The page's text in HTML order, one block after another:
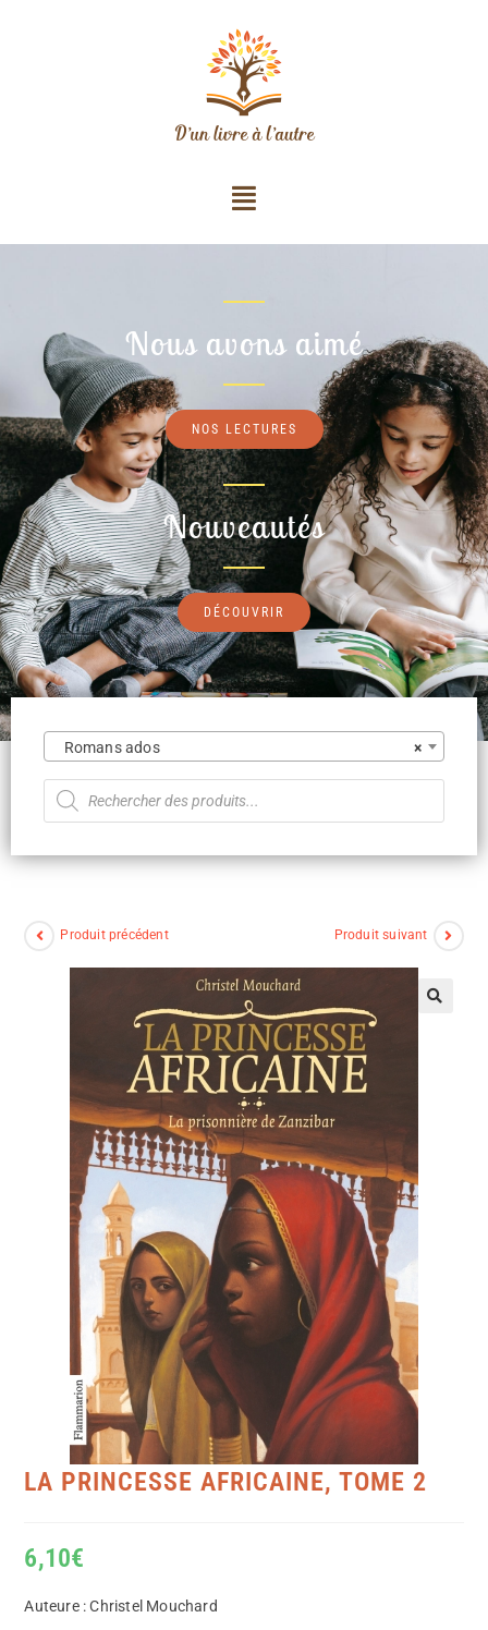
Nous avons aimé
NOS LECTURES
Nouveautés
DÉCOUVRIR
×
Romans ados
Produit précédent Produit suivant
LA PRINCESSE AFRICAINE, TOME 2
6,10€
Auteure : Christel Mouchard